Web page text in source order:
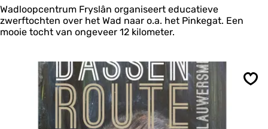
d
l
o
Wadloopcentrum Fryslân organiseert educatieve
zwerftochten over het Wad naar o.a. het Pinkegat. Een
mooie tocht van ongeveer 12 kilometer.